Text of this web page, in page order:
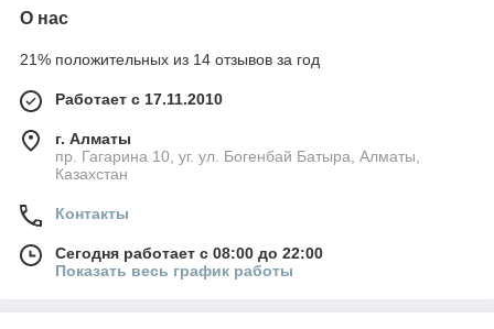
О нас
21% положительных из 14 отзывов за год
Работает с 17.11.2010
г. Алматы
пр. Гагарина 10, уг. ул. Богенбай Батыра, Алматы,
Казахстан
Контакты
Сегодня работает с 08:00 до 22:00
Показать весь график работы